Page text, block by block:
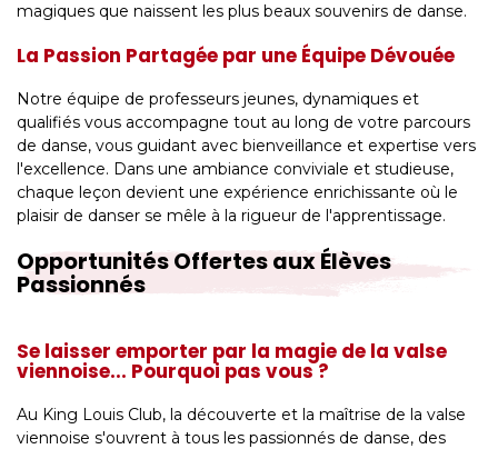
magiques que naissent les plus beaux souvenirs de danse.
La Passion Partagée par une Équipe Dévouée
Notre équipe de professeurs jeunes, dynamiques et
qualifiés vous accompagne tout au long de votre parcours
de danse, vous guidant avec bienveillance et expertise vers
l'excellence. Dans une ambiance conviviale et studieuse,
chaque leçon devient une expérience enrichissante où le
plaisir de danser se mêle à la rigueur de l'apprentissage.
Opportunités Offertes aux Élèves
Passionnés
Se laisser emporter par la magie de la valse
viennoise... Pourquoi pas vous ?
Au King Louis Club, la découverte et la maîtrise de la valse
viennoise s'ouvrent à tous les passionnés de danse, des